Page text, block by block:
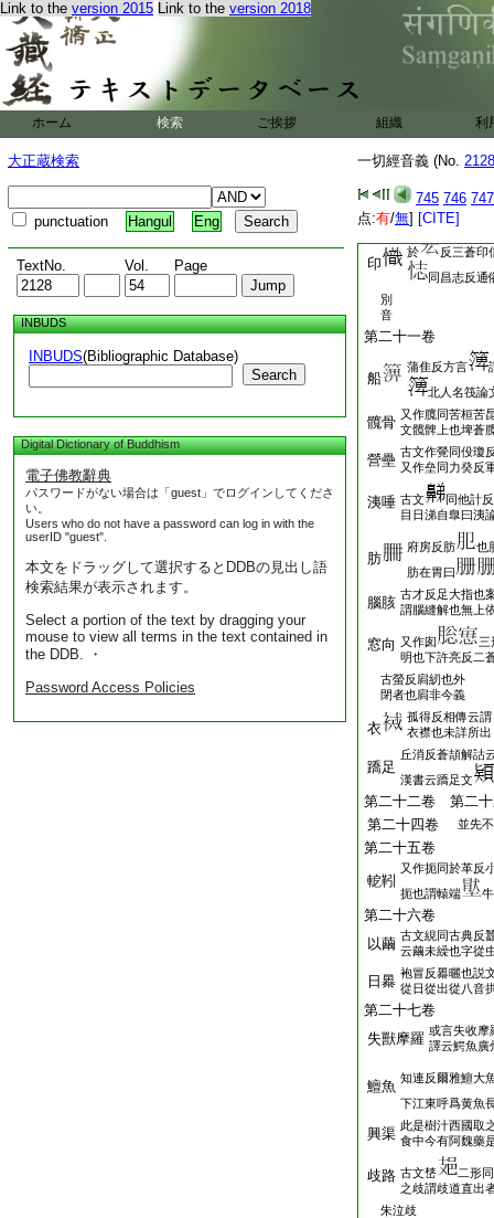
Link to the version 2015 Link to the version 2018
ホーム 検索 ご挨拶 組織 利
大正蔵検索
punctuation Hangul Eng
TextNo. Vol. Page
INBUDS
INBUDS(Bibliographic Database)
Search
Digital Dictionary of Buddhism
電子佛教辭典
パスワードがない場合は「guest」でログインしてくださ
い。
Users who do not have a password can log in with the
userID "guest".
本文をドラッグして選択するとDDBの見出し語
検索結果が表示されます。
Select a portion of the text by dragging your
mouse to view all terms in the text contained in
the DDB. ・
Password Access Policies
一切經音義 (No.
745 746 747
点:有/無] [CITE]
於地中江東謂爲
力矩反通俗文曲
再命而傴三命而
曲恭益加也論文作
傎伏 又作
二
作顛伏
是筏 通俗文作𦪑韻集
謂編竹木浮於河
印
於
反三蒼印
同昌志反通
別
音
第二十一卷
船
蒲隹反方言
北人名筏論
髖骨 又作臗同苦桓苦
文髖髀上也埤蒼
營壘 古文作覮同伇瓊
又作垒同力癸反
洟唾 古文
同他計
目日涕自臯曰洟
肪
府房反肪
也
肪在胃曰
腦胲 古才反足大指也
謂腦縫解也無上
窓向 又作囱
三
明也下許亮反二
古螢反扄紉也外
閉者也扄非今義
衣
孤得反相傳云謂
衣襟也未詳所出
蹻足
丘消反蒼頡解詁
漢書云蹻足文
第二十二卷 第二十
第二十四卷
並先
第二十五卷
軶靷
又作扼同於革反
扼也謂轅端
第二十六卷
以繭 古文絸同古典反
云繭未繰也字從
日㬥 袍冒反㬥曬也説
從日從出從八音
第二十七卷
失獸摩羅 或言失收摩
譯云鰐魚廣
鱣魚 知連反爾雅鱣大
下江東呼爲黄魚
興渠 此是樹汁西國取
食中今有阿魏藥
歧路 古文㟚
二形
之歧謂歧道直出
朱泣歧